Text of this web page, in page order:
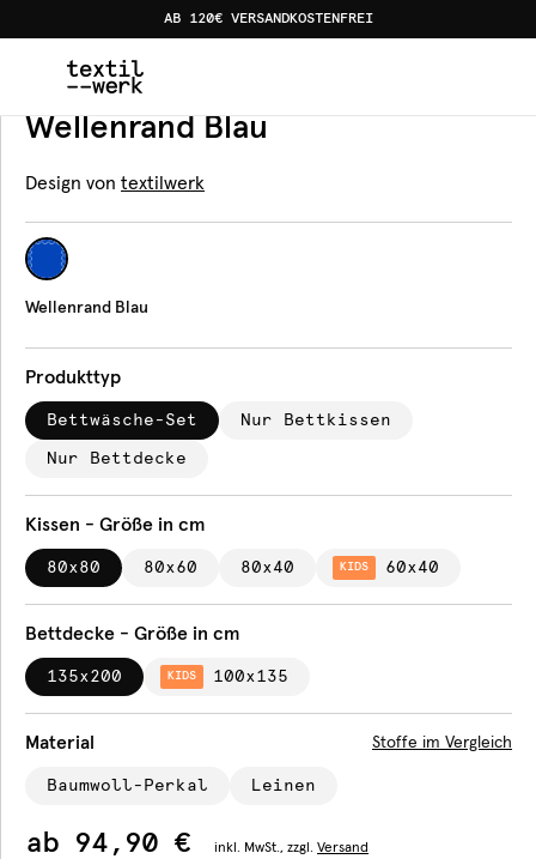
AB 120€ VERSANDKOSTENFREI
Produkte Bettwäsche Wellenrand Blau
Bettwäsche
Wellenrand Blau
Design von textilwerk
Wellenrand Blau
Produkttyp
Bettwäsche-Set Nur Bettkissen
Nur Bettdecke
Kissen - Größe in cm
80x80 80x60 80x40 KIDS 60x40
Bettdecke - Größe in cm
135x200 KIDS 100x135
Material Stoffe im Vergleich
Baumwoll-Perkal Leinen
ab 94,90 € inkl. MwSt., zzgl. Versand